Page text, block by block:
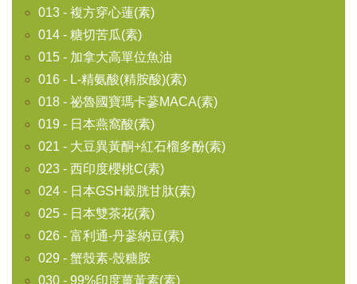
013 - 複方穿心蓮(素)
014 - 糖切苦瓜(素)
015 - 加拿大高單位魚油
016 - L-精氨酸(精胺酸)(素)
018 - 祕魯國寶瑪卡蔘MACA(素)
019 - 日本燕窩酸(素)
021 - 大豆異黃酮+紅石榴多酚(素)
023 - 西印度櫻桃C(素)
024 - 日本GSH穀胱甘肽(素)
025 - 日本雙茶花(素)
026 - 富利通-丹蔘納豆(素)
029 - 蟹殼素-殼糖胺
030 - 99%印度薑黃素(素)